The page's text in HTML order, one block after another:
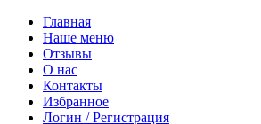
Главная
Наше меню
Отзывы
О нас
Контакты
Избранное
Логин / Регистрация